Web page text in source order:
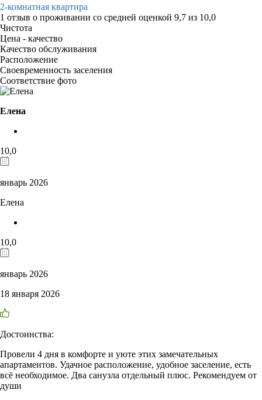
2-комнатная квартира
1 отзыв о проживании со средней оценкой 9,7 из 10,0
Чистота
Цена - качество
Качество обслуживания
Расположение
Своевременность заселения
Соответствие фото
Елена
10,0
январь 2026
Елена
10,0
январь 2026
18 января 2026
Достоинства:
Провели 4 дня в комфорте и уюте этих замечательных
апартаментов. Удачное расположение, удобное заселение, есть
всё необходимое. Два санузла отдельный плюс. Рекомендуем от
души